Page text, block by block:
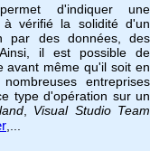
d'indiquer une
à vérifié la solidité d'un
par des données, des
il est possible de
avant même qu'il soit en
entreprises
type d'opération sur un
, Visual Studio Team